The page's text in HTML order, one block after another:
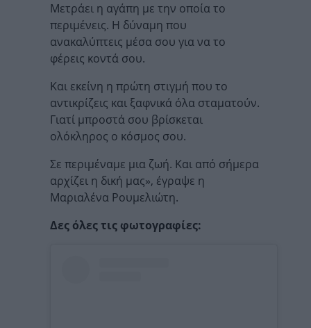
Μετράει η αγάπη με την οποία το
περιμένεις. Η δύναμη που
ανακαλύπτεις μέσα σου για να το
φέρεις κοντά σου.
Και εκείνη η πρώτη στιγμή που το
αντικρίζεις και ξαφνικά όλα σταματούν.
Γιατί μπροστά σου βρίσκεται
ολόκληρος ο κόσμος σου.
Σε περιμέναμε μια ζωή. Και από σήμερα
αρχίζει η δική μας», έγραψε η
Μαριαλένα Ρουμελιώτη.
Δες όλες τις φωτογραφίες: